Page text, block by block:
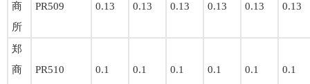
商
所
PR509 0.13 0.13 0.13 0.13 0.13 0.13
郑
商
PR510 0.1 0.1 0.1 0.1 0.1 0.1